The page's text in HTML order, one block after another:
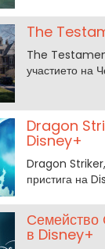
The
The
участието на
Dragon
Disney+
Dragon
пристига на
Семейство
в Disney+